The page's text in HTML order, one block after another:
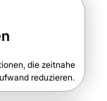
die zeitnahe
reduzieren.